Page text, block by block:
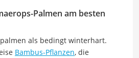
Palmen am besten
als bedingt winterhart.
Bambus-Pflanzen, die